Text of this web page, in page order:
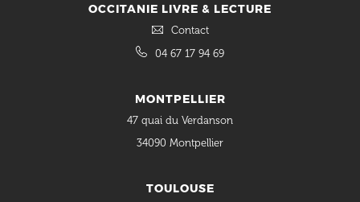
OCCITANIE LIVRE & LECTURE
Contact
04 67 17 94 69
MONTPELLIER
47 quai du Verdanson
34090 Montpellier
TOULOUSE